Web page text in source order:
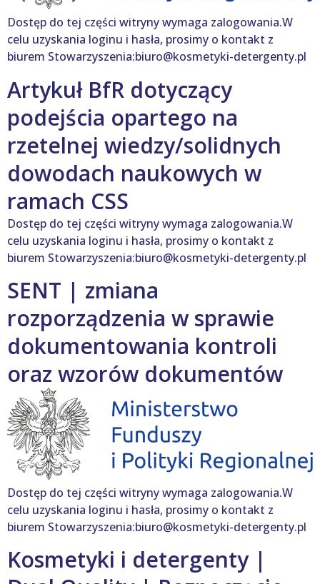
Dostęp do tej części witryny wymaga zalogowania.W
celu uzyskania loginu i hasła, prosimy o kontakt z
biurem Stowarzyszenia:biuro@kosmetyki-detergenty.pl
Artykuł BfR dotyczący
podejścia opartego na
rzetelnej wiedzy/solidnych
dowodach naukowych w
ramach CSS
Dostęp do tej części witryny wymaga zalogowania.W
celu uzyskania loginu i hasła, prosimy o kontakt z
biurem Stowarzyszenia:biuro@kosmetyki-detergenty.pl
SENT | zmiana
rozporządzenia w sprawie
dokumentowania kontroli
oraz wzorów dokumentów
Dostęp do tej części witryny wymaga zalogowania.W
celu uzyskania loginu i hasła, prosimy o kontakt z
biurem Stowarzyszenia:biuro@kosmetyki-detergenty.pl
Kosmetyki i detergenty |